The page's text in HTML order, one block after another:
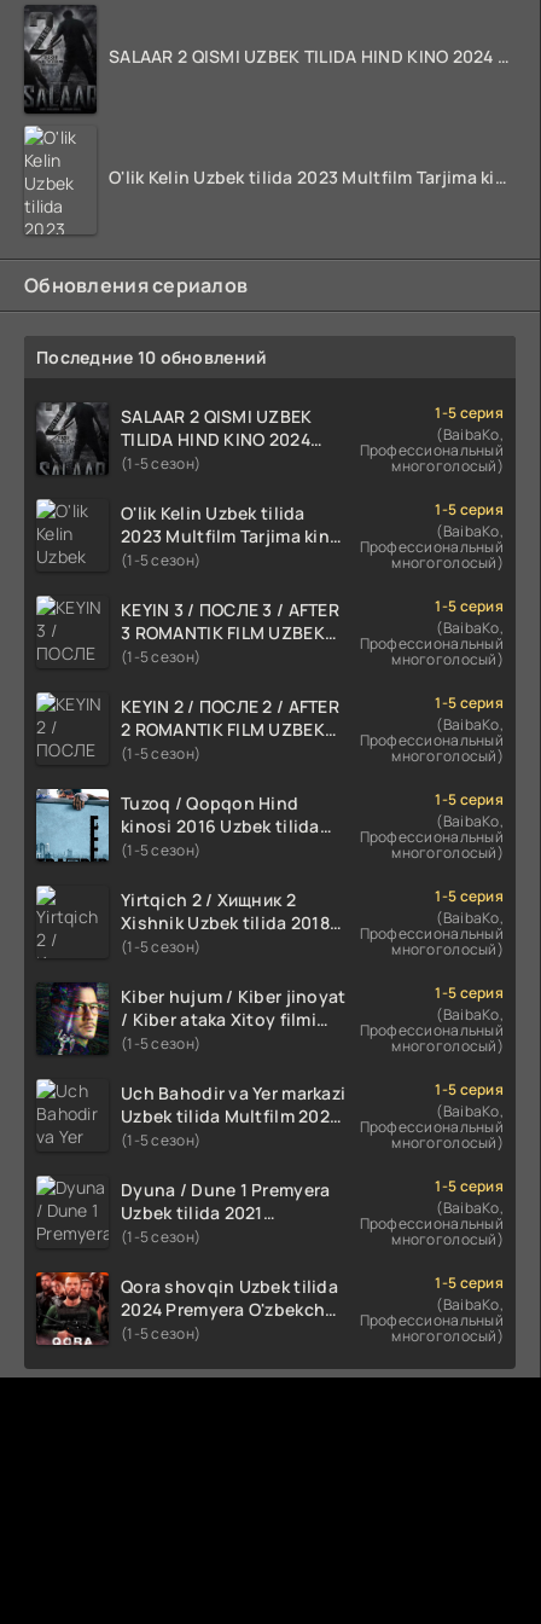
SALAAR 2 QISMI UZBEK TILIDA HIND KINO 2024 TARJIMA 720p HD Skachat
O'lik Kelin Uzbek tilida 2023 Multfilm Tarjima kino skachat
Обновления сериалов
Последние 10 обновлений
SALAAR 2 QISMI UZBEK
TILIDA HIND KINO 2024
TARJIMA 720p HD Skachat
(1-5 сезон)
1-5 серия
(BaibaKo,
Профессиональный
многоголосый)
O'lik Kelin Uzbek tilida
2023 Multfilm Tarjima kino
skachat
(1-5 сезон)
1-5 серия
(BaibaKo,
Профессиональный
многоголосый)
KEYIN 3 / ПОСЛЕ 3 / AFTER
3 ROMANTIK FILM UZBEK
TILIDA 2021 TARJIMA FILM
(1-5 сезон)
1-5 серия
(BaibaKo,
Профессиональный
многоголосый)
KEYIN 2 / ПОСЛЕ 2 / AFTER
2 ROMANTIK FILM UZBEK
TILIDA 2020 TARJIMA FILM
(1-5 сезон)
1-5 серия
(BaibaKo,
Профессиональный
многоголосый)
Tuzoq / Qopqon Hind
kinosi 2016 Uzbek tilida
tarjima film HD
(1-5 сезон)
1-5 серия
(BaibaKo,
Профессиональный
многоголосый)
Yirtqich 2 / Хищник 2
Xishnik Uzbek tilida 2018-
2024 O'zbekcha tarjima
(1-5 сезон)
1-5 серия
(BaibaKo,
Профессиональный
многоголосый)
Kiber hujum / Kiber jinoyat
/ Kiber ataka Xitoy filmi
Uzbek tilida O'zbekcha
HD skachat
(1-5 сезон)
1-5 серия
(BaibaKo,
Профессиональный
многоголосый)
Uch Bahodir va Yer markazi
Uzbek tilida Multfilm 2025
tarjima HD skachat
(1-5 сезон)
1-5 серия
(BaibaKo,
Профессиональный
многоголосый)
Dyuna / Dune 1 Premyera
Uzbek tilida 2021
O'zbekcha tarjima kino HD
(1-5 сезон)
1-5 серия
(BaibaKo,
Профессиональный
многоголосый)
Qora shovqin Uzbek tilida
2024 Premyera O'zbekcha
tarjima kino HD skachat
(1-5 сезон)
1-5 серия
(BaibaKo,
Профессиональный
многоголосый)